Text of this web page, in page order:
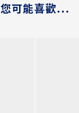
您可能喜歡...